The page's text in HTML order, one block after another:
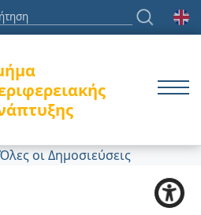
Όλες οι Δημοσιεύσεις